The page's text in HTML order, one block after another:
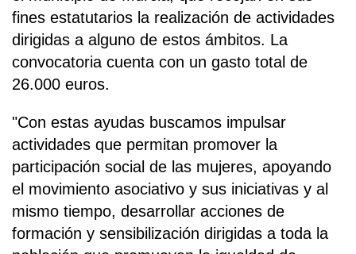
fines estatutarios la realización de actividades
dirigidas a alguno de estos ámbitos. La
convocatoria cuenta con un gasto total de
26.000 euros.
"Con estas ayudas buscamos impulsar
actividades que permitan promover la
participación social de las mujeres, apoyando
el movimiento asociativo y sus iniciativas y al
mismo tiempo, desarrollar acciones de
formación y sensibilización dirigidas a toda la